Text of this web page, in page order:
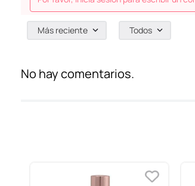
Más reciente Todos
No hay comentarios.